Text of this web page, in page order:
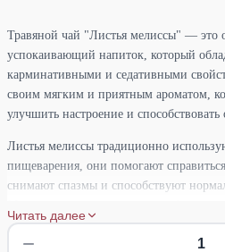
Травяной чай "Листья мелиссы" — это
успокаивающий напиток, который
карминативными и седативными
своим мягким и приятным ароматом,
улучшить настроение и
Листья мелиссы традиционно
пищеварения, они помогают
снимают спазмы и способствуют
противовоспалительное действие,
путей и иммунной системы.
Читать далее